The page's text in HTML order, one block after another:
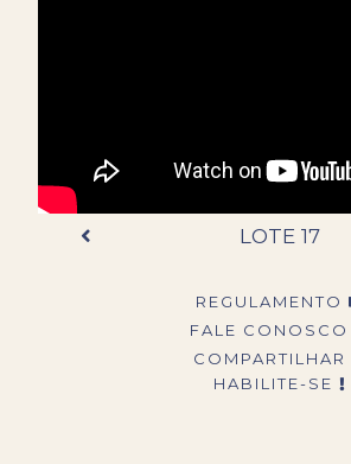
LOTE 17
REGULAMENTO
FALE CONOSCO
COMPARTILHAR
HABILITE-SE